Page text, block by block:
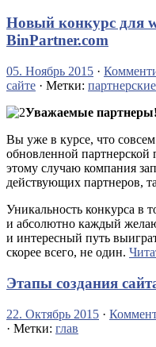
Новый конкурс для
BinPartner.com
05. Ноябрь 2015 ·
сайте · Метки:
Уважаемые партнеры!
Вы уже в курсе, что совсем
обновленной
этому случаю компания
действующих партнеров,
Уникальность конкурса в
и абсолютно каждый
и интересный путь
скорее всего, не один.
Этапы создания
22. Октябрь 2015 ·
· Метки: глав